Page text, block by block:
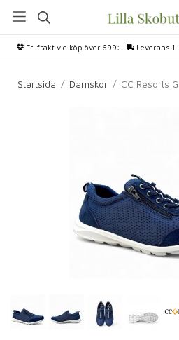
Fri frakt vid köp över 699:- Leverans
Startsida / Damskor / CC Resorts